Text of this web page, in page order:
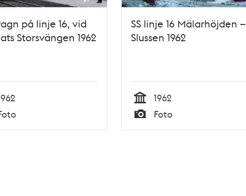
på linje 16, vid
Storsvängen 1962
SS linje 16 Mälarhöjden –
Slussen 1962
Tid
1962
Typ
Foto